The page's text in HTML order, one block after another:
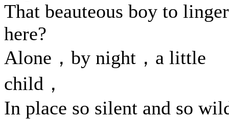
That beauteous boy to linger
here?
Alone，by night，a little
child，
In place so silent and so